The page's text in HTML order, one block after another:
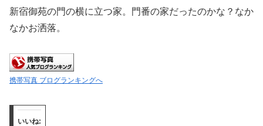
新宿御苑の門の横に立つ家。門番の家だったのかな？なか
なかお洒落。
携帯写真 ブログランキングへ
いいね: